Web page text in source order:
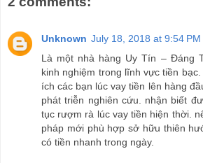
Unknown July 18, 2018 at 9:54 PM
Là một nhà hàng Uy Tín – Đáng
kinh nghiệm trong lĩnh vực tiền
ích các bạn lúc vay tiền lên hàng
phát triễn nghiên cứu. nhận biết
tục rượm rà lúc vay tiền hiện thời.
pháp mới phù hợp sở hữu thiên
có tiền nhanh trong ngày.